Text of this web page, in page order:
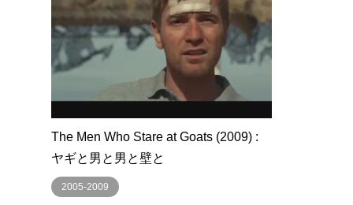
The Men Who Stare at Goats (2009) :
ヤギと男と男と壁と
2005-2009